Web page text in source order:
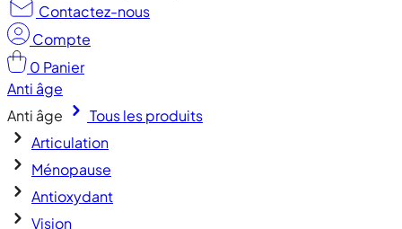
Contactez-nous
Compte
0 Panier
Anti âge
Anti âge
Tous les produits
Articulation
Ménopause
Antioxydant
Vision